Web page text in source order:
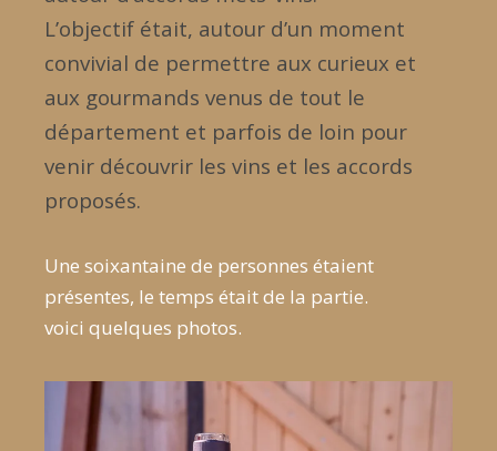
L’objectif était, autour d’un moment
convivial de permettre aux curieux et
aux gourmands venus de tout le
département et parfois de loin pour
venir découvrir les vins et les accords
proposés.
Une soixantaine de personnes étaient
présentes, le temps était de la partie.
voici quelques photos.